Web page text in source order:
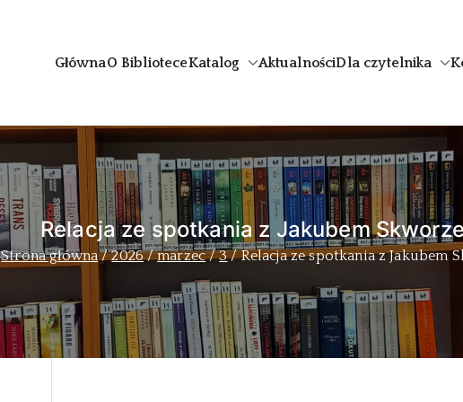
GłównaO BiblioteceKatalog AktualnościDla czytelnika
Relacja ze spotkania z Jakubem
Strona główna 2026 marzec 3 Relacja ze spotkania z Jakubem